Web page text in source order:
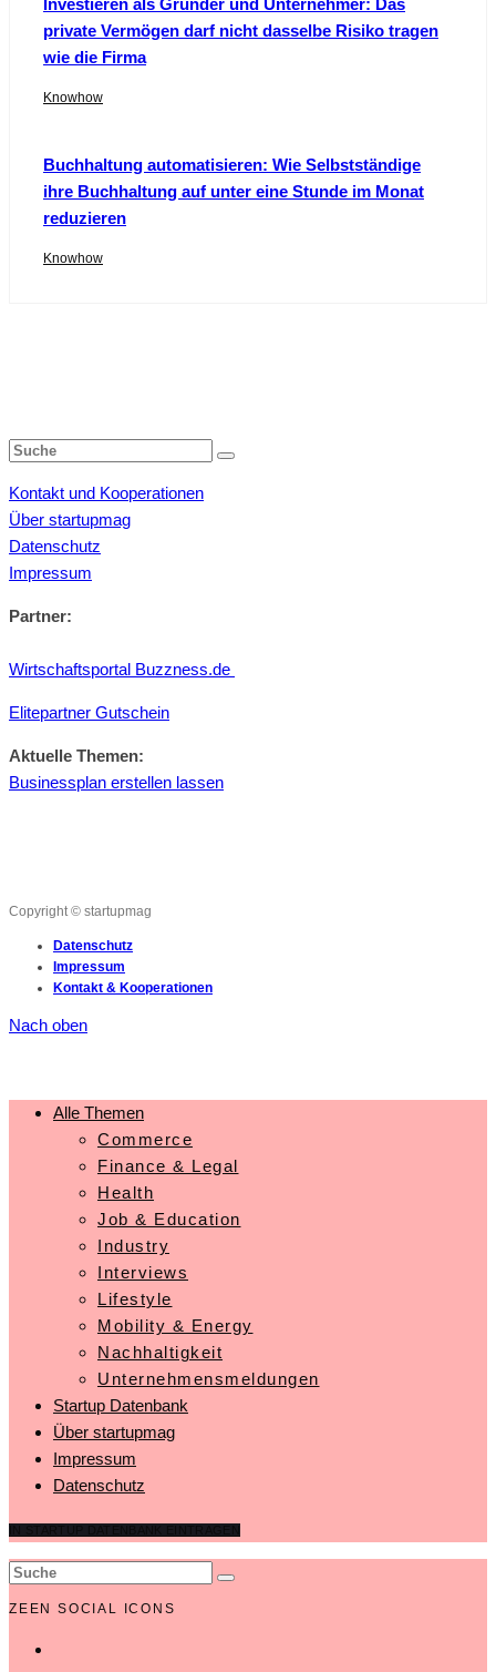
Investieren als Gründer und Unternehmer: Das
private Vermögen darf nicht dasselbe Risiko tragen
wie die Firma
Knowhow
Buchhaltung automatisieren: Wie Selbstständige
ihre Buchhaltung auf unter eine Stunde im Monat
reduzieren
Knowhow
Kontakt und Kooperationen
Über startupmag
Datenschutz
Impressum
Partner:
Wirtschaftsportal Buzzness.de
Elitepartner Gutschein
Aktuelle Themen:
Businessplan erstellen lassen
Copyright © startupmag
Datenschutz
Impressum
Kontakt & Kooperationen
Nach oben
Alle Themen
Commerce
Finance & Legal
Health
Job & Education
Industry
Interviews
Lifestyle
Mobility & Energy
Nachhaltigkeit
Unternehmensmeldungen
Startup Datenbank
Über startupmag
Impressum
Datenschutz
ZEEN SOCIAL ICONS